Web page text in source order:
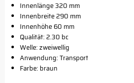
Innenlänge 320 mm
Innenbreite 290 mm
Innenhöhe 60 mm
Qualität: 2.30 bc
Welle: zweiwellig
Anwendung: Transport
Farbe: braun